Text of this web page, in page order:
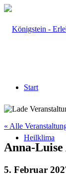
Start
Heilklima
« Alle
Anna-
5. Februar